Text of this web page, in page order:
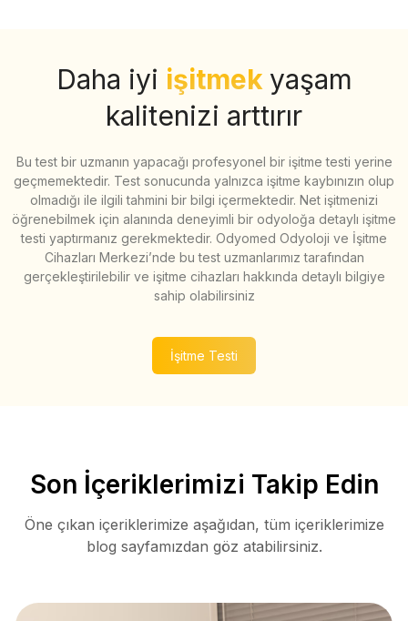
Daha iyi işitmek yaşam
kalitenizi arttırır
Bu test bir uzmanın yapacağı profesyonel bir işitme testi yerine
geçmemektedir. Test sonucunda yalnızca işitme kaybınızın olup
olmadığı ile ilgili tahmini bir bilgi içermektedir. Net işitmenizi
öğrenebilmek için alanında deneyimli bir odyoloğa detaylı işitme
testi yaptırmanız gerekmektedir. Odyomed Odyoloji ve İşitme
Cihazları Merkezi’nde bu test uzmanlarımız tarafından
gerçekleştirilebilir ve işitme cihazları hakkında detaylı bilgiye
sahip olabilirsiniz
İşitme Testi
Son İçeriklerimizi Takip Edin
Öne çıkan içeriklerimize aşağıdan, tüm içeriklerimize
blog sayfamızdan göz atabilirsiniz.